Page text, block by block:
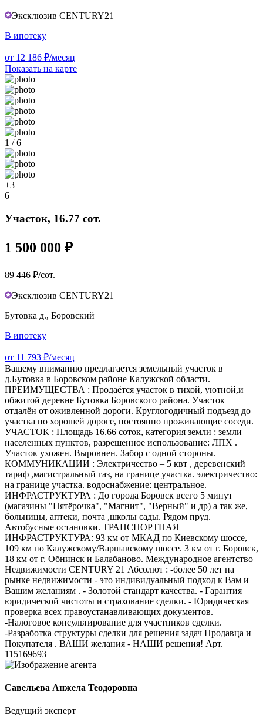
Эксклюзив CENTURY21
В ипотеку
от 12 186 ₽/месяц
Показать на карте
1 / 6
+3
6
Участок, 16.77 сот.
1 500 000 ₽
89 446 ₽/сот.
Эксклюзив CENTURY21
Бутовка д., Боровский
В ипотеку
от 11 793 ₽/месяц
Вашему вниманию предлагается земельный участок в
д.Бутовка в Боровском районе Калужской области.
ПРЕИМУЩЕСТВА : Продаётся участок в тихой, уютной,и
обжитой деревне Бутовка Боровского района. Участок
отдалён от оживленной дороги. Круглогодичный подъезд до
участка по хорошей дороге, постоянно проживающие соседи.
УЧАСТОК : Площадь 16.66 соток, категория земли : земли
населенных пунктов, разрешенное использование: ЛПХ .
Участок ухожен. Выровнен. Забор с одной стороны.
КОММУНИКАЦИИ : Электричество – 5 квт , деревенский
тариф ,магистральный газ, на границе участка. электричество:
на границе участка. водоснабжение: центральное.
ИНФРАСТРУКТУРА : До города Боровск всего 5 минут
(магазины "Пятёрочка", "Магнит", "Верный" и др) а так же,
больницы, аптеки, почта ,школы сады. Рядом пруд.
Автобусные остановки. ТРАНСПОРТНАЯ
ИНФРАСТРУКТУРА: 93 км от МКАД по Киевскому шоссе,
109 км по Калужскому/Варшавскому шоссе. 3 км от г. Боровск,
18 км от г. Обнинск и Балабаново. Международное агентство
Недвижимости CENTURY 21 Абсолют : -более 50 лет на
рынке недвижимости - это индивидуальный подход к Вам и
Вашим желаниям . - Золотой стандарт качества. - Гарантия
юридической чистоты и страхование сделки. - Юридическая
проверка всех правоустанавливающих документов.
-Налоговое консультирование для участников сделки.
-Разработка структуры сделки для решения задач Продавца и
Покупателя . ВАШИ желания - НАШИ решения! Арт.
115169693
Савельева Анжела Теодоровна
Ведущий эксперт